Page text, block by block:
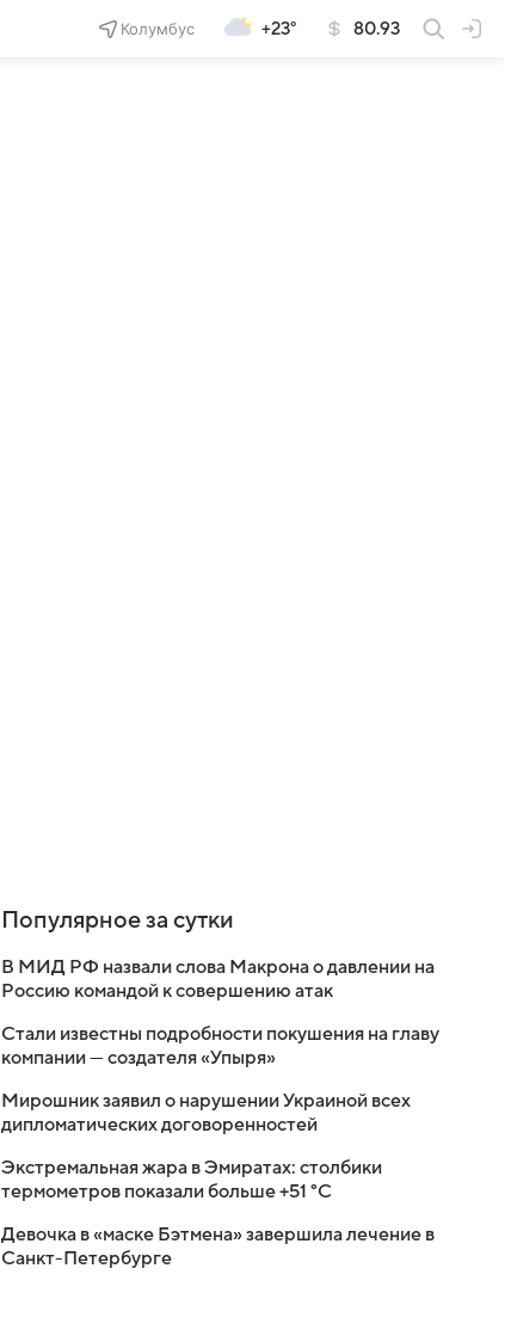
Колумбус +23° 80.93
Популярное за сутки
В МИД РФ назвали слова Макрона о давлении на
Россию командой к совершению атак
Стали известны подробности покушения на главу
компании — создателя «Упыря»
Мирошник заявил о нарушении Украиной всех
дипломатических договоренностей
Экстремальная жара в Эмиратах: столбики
термометров показали больше +51 °C
Девочка в «маске Бэтмена» завершила лечение в
Санкт-Петербурге